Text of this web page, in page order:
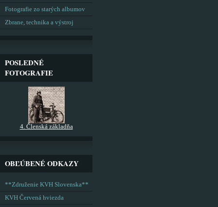
Fotografie zo starých albumov
Zbrane, technika a výstroj
POSLEDNÉ
FOTOGRAFIE
4. Členská základňa
OBĽÚBENÉ ODKAZY
**Združenie KVH Slovenska**
KVH Červená hviezda